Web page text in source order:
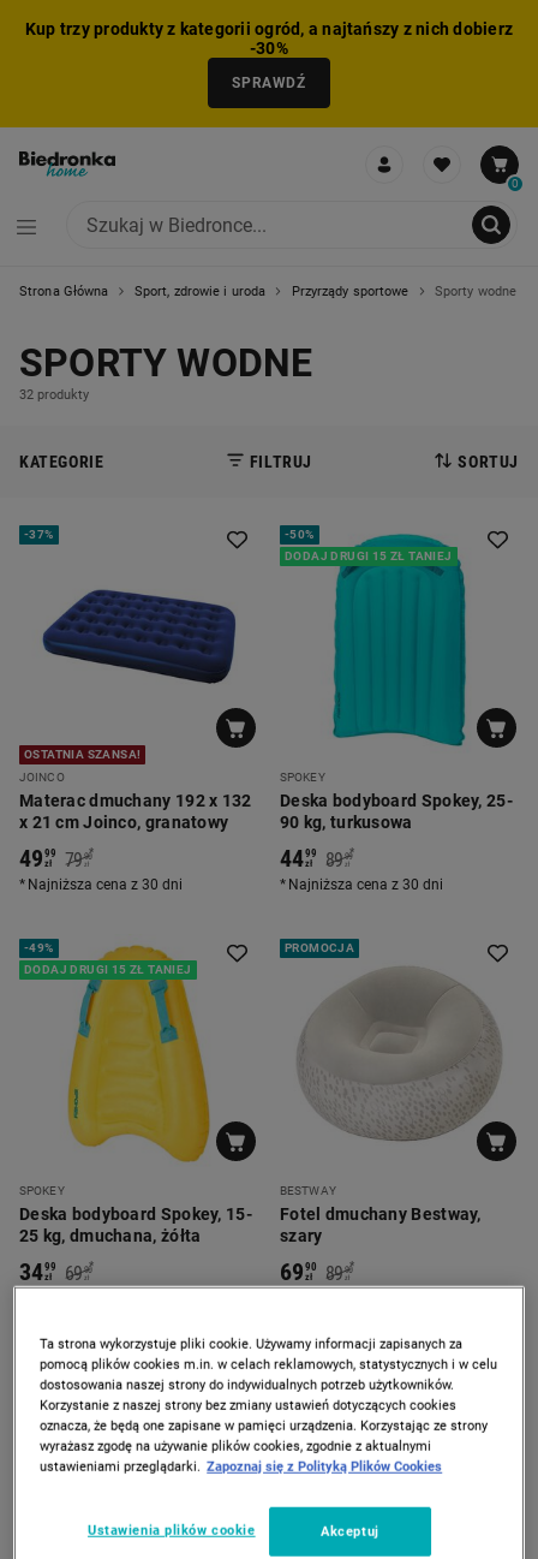
Kup trzy produkty z kategorii ogród, a najtańszy z nich dobierz
-30%
SPRAWDŹ
0
Strona Główna Sport, zdrowie i uroda Przyrządy sportowe Sporty wodne
SPORTY WODNE
32 produkty
KATEGORIE FILTRUJ SORTUJ
-37%
OSTATNIA SZANSA!
JOINCO
Materac dmuchany 192 x 132
x 21 cm Joinco, granatowy
4999
zł 79 90
zł
*
Najniższa cena z 30 dni
-50%
DODAJ DRUGI 15 ZŁ TANIEJ
SPOKEY
Deska bodyboard Spokey, 25-
90 kg, turkusowa
4499
zł 89 99
zł
*
Najniższa cena z 30 dni
-49%
DODAJ DRUGI 15 ZŁ TANIEJ
SPOKEY
Deska bodyboard Spokey, 15-
25 kg, dmuchana, żółta
3499
zł 69 90
zł
*
PROMOCJA
BESTWAY
Fotel dmuchany Bestway,
szary
6990
zł 89 90
zł
*
PROMOCJA
PRODUKT CHWILOWO
NIEDOSTĘPNY
-53%
Ta strona wykorzystuje pliki cookie. Używamy informacji zapisanych za
pomocą plików cookies m.in. w celach reklamowych, statystycznych i w celu
dostosowania naszej strony do indywidualnych potrzeb użytkowników.
Korzystanie z naszej strony bez zmiany ustawień dotyczących cookies
oznacza, że będą one zapisane w pamięci urządzenia. Korzystając ze strony
wyrażasz zgodę na używanie plików cookies, zgodnie z aktualnymi
ustawieniami przeglądarki. Zapoznaj się z Polityką Plików Cookies
Ustawienia plików cookie Akceptuj